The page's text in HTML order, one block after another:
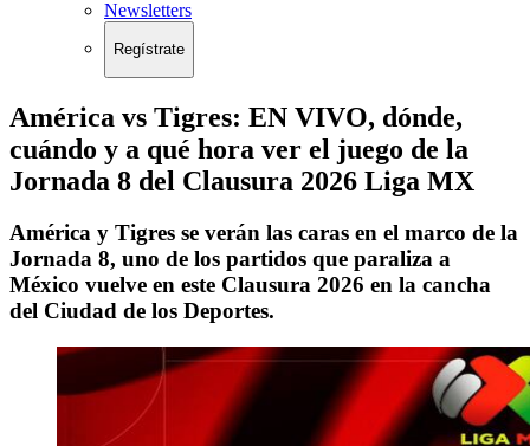
Newsletters
Regístrate
América vs Tigres: EN VIVO, dónde,
cuándo y a qué hora ver el juego de la
Jornada 8 del Clausura 2026 Liga MX
América y Tigres se verán las caras en el marco de la
Jornada 8, uno de los partidos que paraliza a
México vuelve en este Clausura 2026 en la cancha
del Ciudad de los Deportes.